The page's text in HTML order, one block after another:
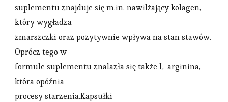
suplementu znajduje się m.in. nawilżający kolagen,
który wygładza
zmarszczki oraz pozytywnie wpływa na stan stawów.
Oprócz tego w
formule suplementu znalazła się także L-arginina,
która opóźnia
procesy starzenia.Kapsułki